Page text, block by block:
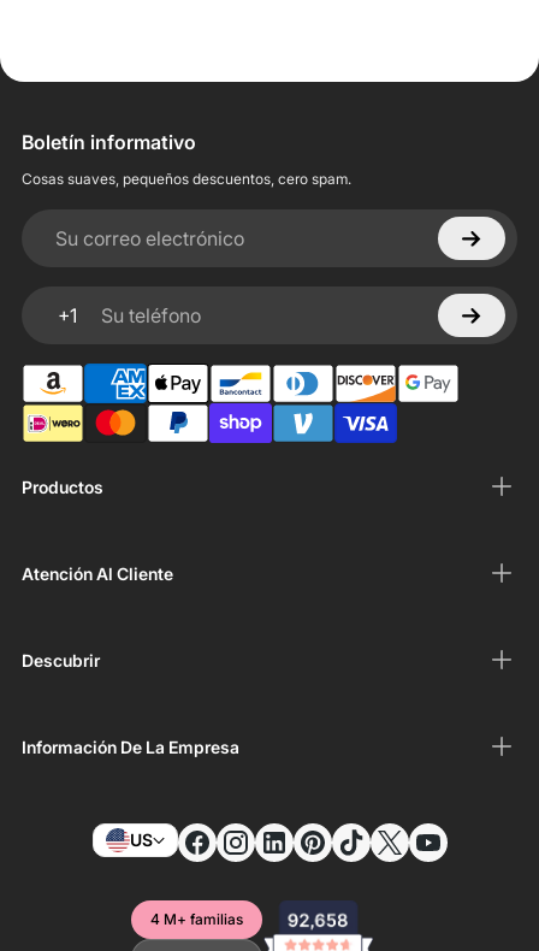
Productos
Atención Al Cliente
Descubrir
Información De La Empresa
Boletín informativo
Cosas suaves, pequeños descuentos, cero spam.
Su correo electrónico
+1
Su teléfono
US
4 M+ familias